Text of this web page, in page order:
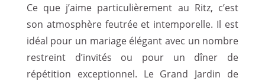
Ce que j’aime particulièrement au Ritz, c’est
son atmosphère feutrée et intemporelle. Il est
idéal pour un mariage élégant avec un nombre
restreint d’invités ou pour un dîner de
répétition exceptionnel. Le Grand Jardin de